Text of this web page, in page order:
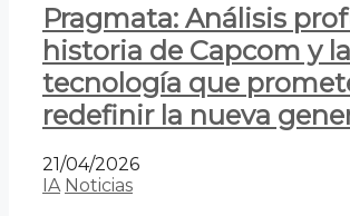
Pragmata: Análisis
historia de Capcom y la
tecnología que
redefinir la nueva
21/04/2026
IA Noticias